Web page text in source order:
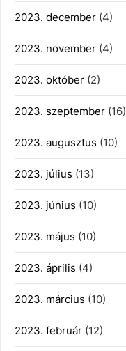
2023. december (4)
2023. november (4)
2023. október (2)
2023. szeptember (16)
2023. augusztus (10)
2023. július (13)
2023. június (10)
2023. május (10)
2023. április (4)
2023. március (10)
2023. február (12)